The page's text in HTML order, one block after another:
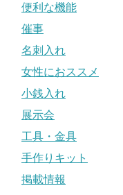
便利な機能
催事
名刺入れ
女性におススメ
小銭入れ
展示会
工具・金具
手作りキット
掲載情報